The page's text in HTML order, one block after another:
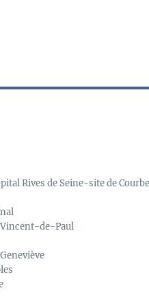
Rives de Seine-site de
de-Paul